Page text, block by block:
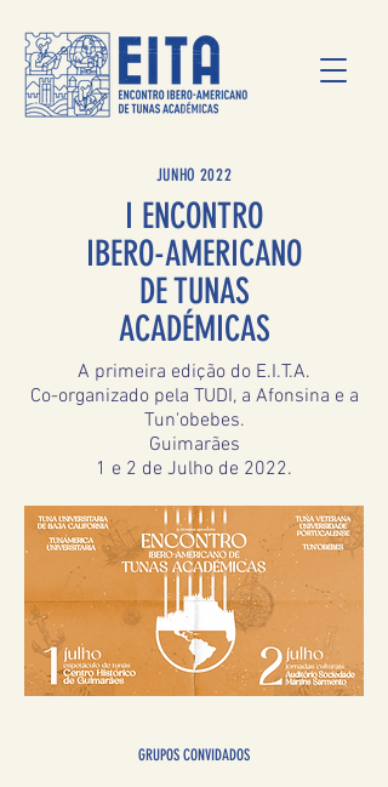
JUNHO 2022
I ENCONTRO
IBERO-AMERICANO
DE TUNAS
ACADÉMICAS
A primeira edição do E.I.T.A.
Co-organizado pela TUDI, a Afonsina e a
Tun'obebes.
Guimarães
1 e 2 de Julho de 2022.
GRUPOS CONVIDADOS